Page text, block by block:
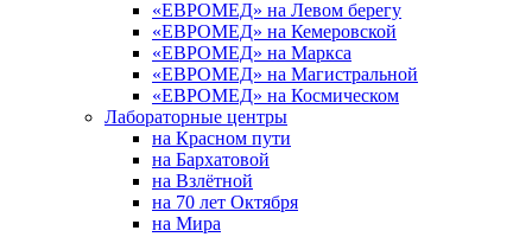
«ЕВРОМЕД» на Левом берегу
«ЕВРОМЕД» на Кемеровской
«ЕВРОМЕД» на Маркса
«ЕВРОМЕД» на Магистральной
«ЕВРОМЕД» на Космическом
Лабораторные центры
на Красном пути
на Бархатовой
на Взлётной
на 70 лет Октября
на Мира